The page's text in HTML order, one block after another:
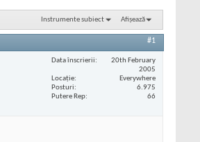
Instrumente subiect Afișează
#1
Data înscrierii
20th February
2005
Locaţie
Everywhere
Posturi
6.975
Putere Rep
66